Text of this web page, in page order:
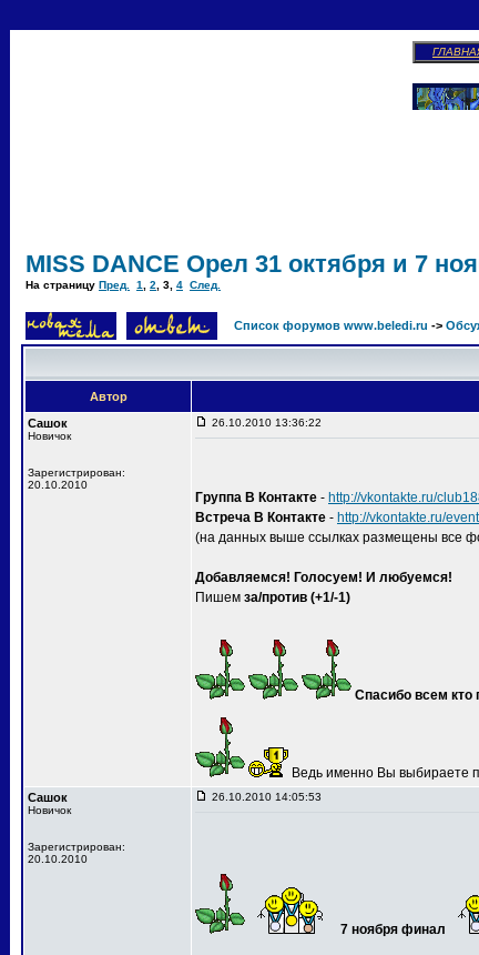
MISS DANCE Орел 31 октября и 7
На страницу Пред. 1 2 3 4 След.
Список форумов www.beledi.ru ->
Автор
Сашок
Новичок
Зарегистрирован:
20.10.2010
26.10.2010 13:36:22
Группа В Контакте - http://vkontakte.ru/
Встреча В Контакте - http://vkontakte.ru/
(на данных выше ссылках размещены все
Добавляемся! Голосуем! И любуемся!
Пишем за/против (+1/-1)
Спасибо всем кто
Ведь именно Вы выбираете
Сашок
Новичок
Зарегистрирован:
20.10.2010
26.10.2010 14:05:53
7 ноября финал